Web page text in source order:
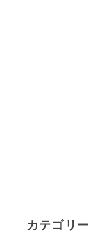
カテゴリー